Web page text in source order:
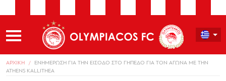
ΑΡΧΙΚΗ
ΕΝΗΜΕΡΩΣΗ ΓΙΑ ΤΗΝ ΕΙΣΟΔΟ ΣΤΟ ΓΗΠΕΔΟ ΓΙΑ ΤΟΝ ΑΓΩΝΑ ΜΕ ΤΗΝ
ATHENS KALLITHEA